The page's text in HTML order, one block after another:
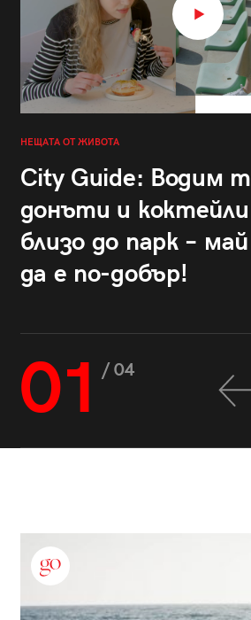
НЕЩАТА ОТ ЖИВОТА
City Guide: Водим
донъти и
близо до парк –
да е по-добър!
01 / 04